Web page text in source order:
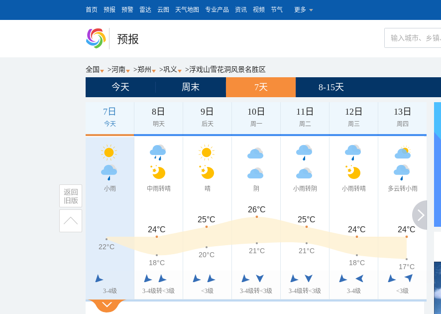
首页 预报 预警 雷达 云图 天气地图 专业产品 资讯 视频 节气 更多
预报
全国 >河南 >郑州 >巩义 >浮戏山雪花洞风景名胜区
今天 周末 7天 8-15天
7日
今天
8日
明天
9日
后天
10日
周一
11日
周二
12日
周三
13日
周四
小雨
3-4级
中雨转晴
3-4级转<3级
晴
<3级
阴
3-4级转<3级
小雨转阴
3-4级转<3级
小雨转晴
3-4级
多云转小雨
<3级
24°C
25°C
26°C
25°C
24°C
24°C
22°C
18°C
20°C 21°C
21°C
18°C
17°C